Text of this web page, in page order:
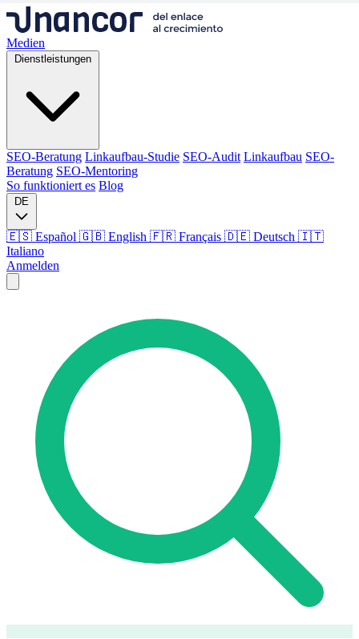
Medien
Dienstleistungen
SEO-Beratung Linkaufbau-Studie SEO-Audit Linkaufbau SEO-
Beratung SEO-Mentoring
So funktioniert es Blog
DE
🇪🇸 Español 🇬🇧 English 🇫🇷 Français 🇩🇪 Deutsch 🇮🇹
Italiano
Anmelden
SEO-Beratung Linkaufbau
Beratung
SEO-Mentoring
So funktioniert es
Sprache
🇪🇸 ES
🇬🇧 EN 🇮🇹 IT